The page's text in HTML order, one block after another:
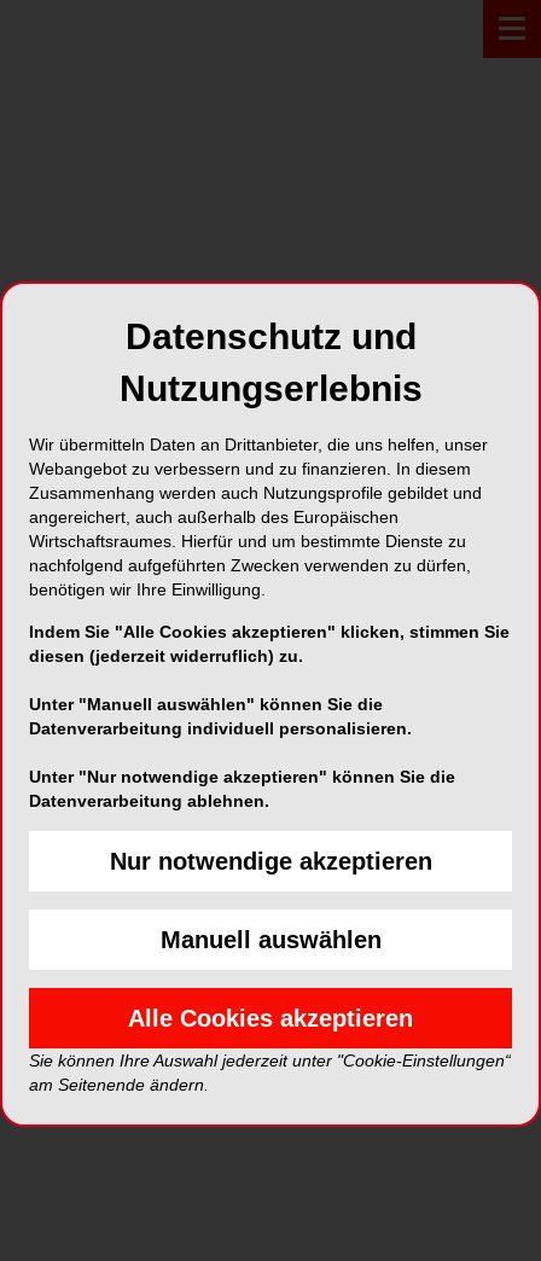
ONLINE 11.03.2021
Webinar:
Hygienebeauftragter
(m/w/d)
Infos und Anmeldung:
https://fortbildungen.univiva.de/courses/3170bf18-6509-
484e-9ded-3f0b729b423e
NWD
Schuckertstr. 21
akademie@nwd.de
www.nwd.de/veranstaltungen
EVENT*
Anmelden
Jetzt anmelden
Datenschutz und
Nutzungserlebnis
Wir übermitteln Daten an Drittanbieter, die uns helfen, unser
Webangebot zu verbessern und zu finanzieren. In diesem
Zusammenhang werden auch Nutzungsprofile gebildet und
angereichert, auch außerhalb des Europäischen
Wirtschaftsraumes. Hierfür und um bestimmte Dienste zu
nachfolgend aufgeführten Zwecken verwenden zu dürfen,
benötigen wir Ihre Einwilligung.
Indem Sie "Alle Cookies akzeptieren" klicken, stimmen Sie
diesen (jederzeit widerruflich) zu.
Unter "Manuell auswählen" können Sie die
Datenverarbeitung individuell personalisieren.
Unter "Nur notwendige akzeptieren" können Sie die
Datenverarbeitung ablehnen.
Nur notwendige akzeptieren
Manuell auswählen
Alle Cookies akzeptieren
Sie können Ihre Auswahl jederzeit unter "Cookie-Einstellungen“
am Seitenende ändern.